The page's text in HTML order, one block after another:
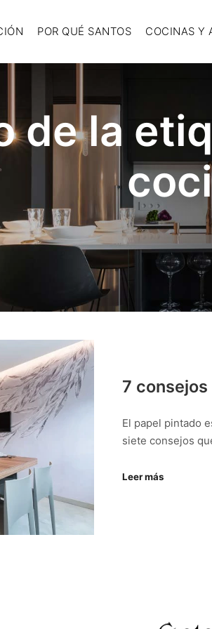
POR QUÉ SANTOS COCINAS Y
de la
7
El papel pintado
siete consejos
Leer más